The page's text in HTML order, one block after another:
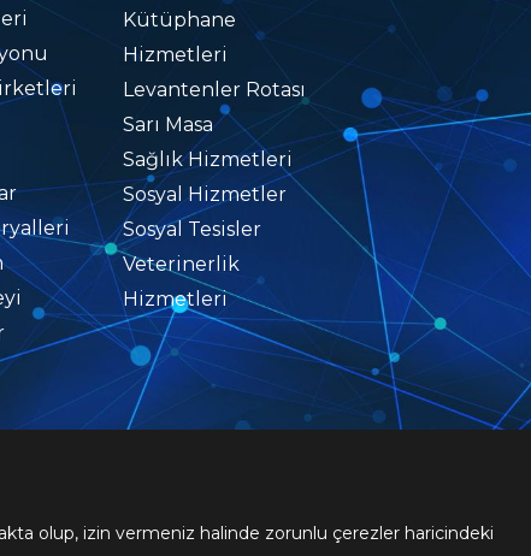
Kütüphane
Hizmetleri
Levantenler Rotası
Sarı Masa
Sağlık Hizmetleri
Sosyal Hizmetler
Sosyal Tesisler
Veterinerlik
Hizmetleri
olup, izin vermeniz halinde zorunlu çerezler haricindeki